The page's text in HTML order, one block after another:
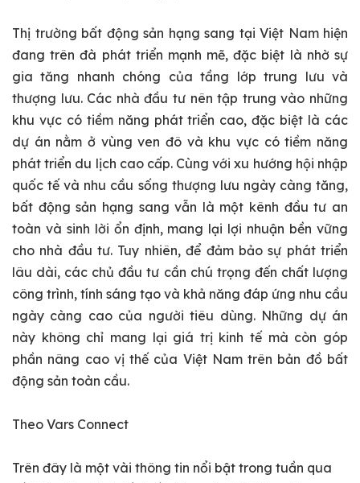
Thị trường bất động sản hạng sang tại Việt Nam hiện
đang trên đà phát triển mạnh mẽ, đặc biệt là nhờ sự
gia tăng nhanh chóng của tầng lớp trung lưu và
thượng lưu. Các nhà đầu tư nên tập trung vào những
khu vực có tiềm năng phát triển cao, đặc biệt là các
dự án nằm ở vùng ven đô và khu vực có tiềm năng
phát triển du lịch cao cấp. Cùng với xu hướng hội nhập
quốc tế và nhu cầu sống thượng lưu ngày càng tăng,
bất động sản hạng sang vẫn là một kênh đầu tư an
toàn và sinh lời ổn định, mang lại lợi nhuận bền vững
cho nhà đầu tư. Tuy nhiên, để đảm bảo sự phát triển
lâu dài, các chủ đầu tư cần chú trọng đến chất lượng
công trình, tính sáng tạo và khả năng đáp ứng nhu cầu
ngày càng cao của người tiêu dùng. Những dự án
này không chỉ mang lại giá trị kinh tế mà còn góp
phần nâng cao vị thế của Việt Nam trên bản đồ bất
động sản toàn cầu.
Theo Vars Connect
Trên đây là một vài thông tin nổi bật trong tuần qua